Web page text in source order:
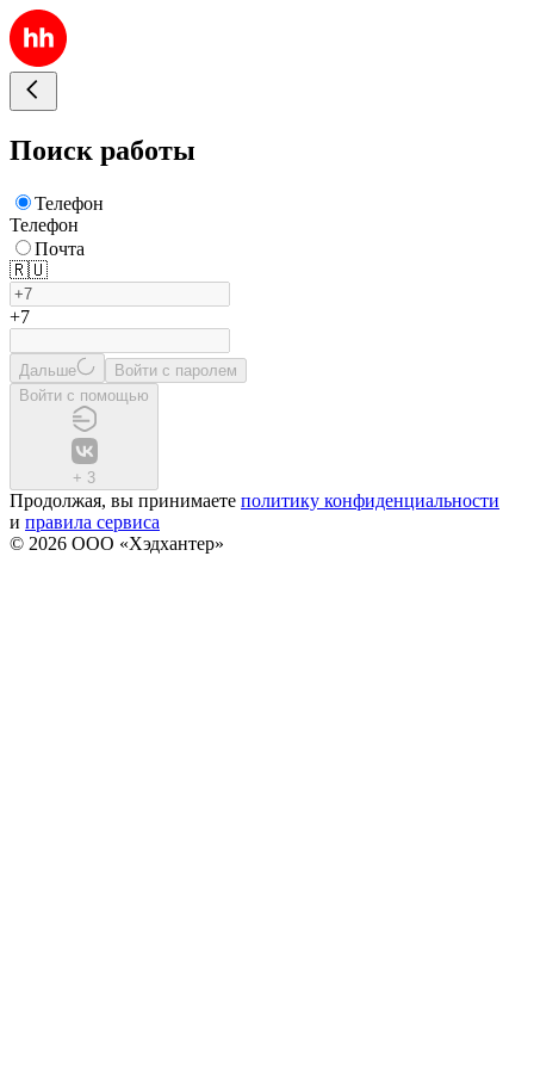
Поиск работы
Телефон
Телефон
Почта
🇷🇺
+7
Дальше
Войти с паролем
Войти с помощью
+ 3
Продолжая, вы принимаете политику конфиденциальности
и правила сервиса
© 2026 ООО «Хэдхантер»